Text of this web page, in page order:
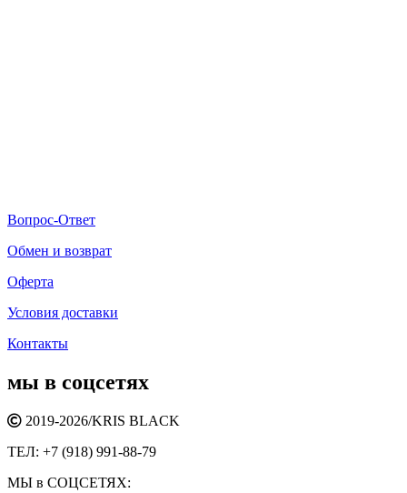
Вопрос-Ответ
Обмен и возврат
Оферта
Условия доставки
Контакты
мы в соцсетях
2019-2026/KRIS BLACK
ТЕЛ: +7 (918) 991-88-79
МЫ в СОЦСЕТЯХ: